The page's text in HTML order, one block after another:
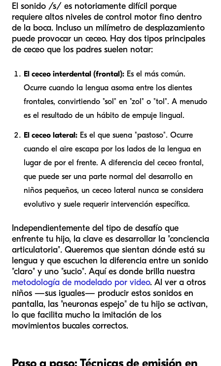
El sonido /s/ es notoriamente difícil porque
requiere altos niveles de control motor fino dentro
de la boca. Incluso un milímetro de desplazamiento
puede provocar un ceceo. Hay dos tipos principales
de ceceo que los padres suelen notar:
El ceceo interdental (frontal): Es el más común.
Ocurre cuando la lengua asoma entre los dientes
frontales, convirtiendo "sol" en "zol" o "tol". A menudo
es el resultado de un hábito de empuje lingual.
El ceceo lateral: Es el que suena "pastoso". Ocurre
cuando el aire escapa por los lados de la lengua en
lugar de por el frente. A diferencia del ceceo frontal,
que puede ser una parte normal del desarrollo en
niños pequeños, un ceceo lateral nunca se considera
evolutivo y suele requerir intervención específica.
Independientemente del tipo de desafío que
enfrente tu hijo, la clave es desarrollar la "conciencia
articulatoria". Queremos que sientan dónde está su
lengua y que escuchen la diferencia entre un sonido
"claro" y uno "sucio". Aquí es donde brilla nuestra
metodología de modelado por video. Al ver a otros
niños —sus iguales— producir estos sonidos en
pantalla, las "neuronas espejo" de tu hijo se activan,
lo que facilita mucho la imitación de los
movimientos bucales correctos.
Paso a paso: Técnicas de emisión en